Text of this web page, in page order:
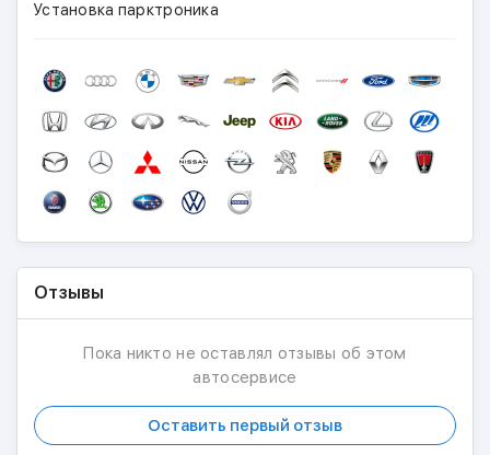
Установка парктроника
Отзывы
Пока никто не оставлял отзывы об этом
автосервисе
Оставить первый отзыв